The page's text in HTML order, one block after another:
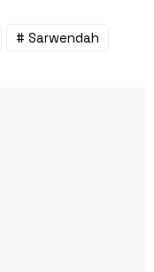
# Sarwendah